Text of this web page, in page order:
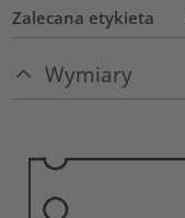
Zalecana etykieta
Wymiary